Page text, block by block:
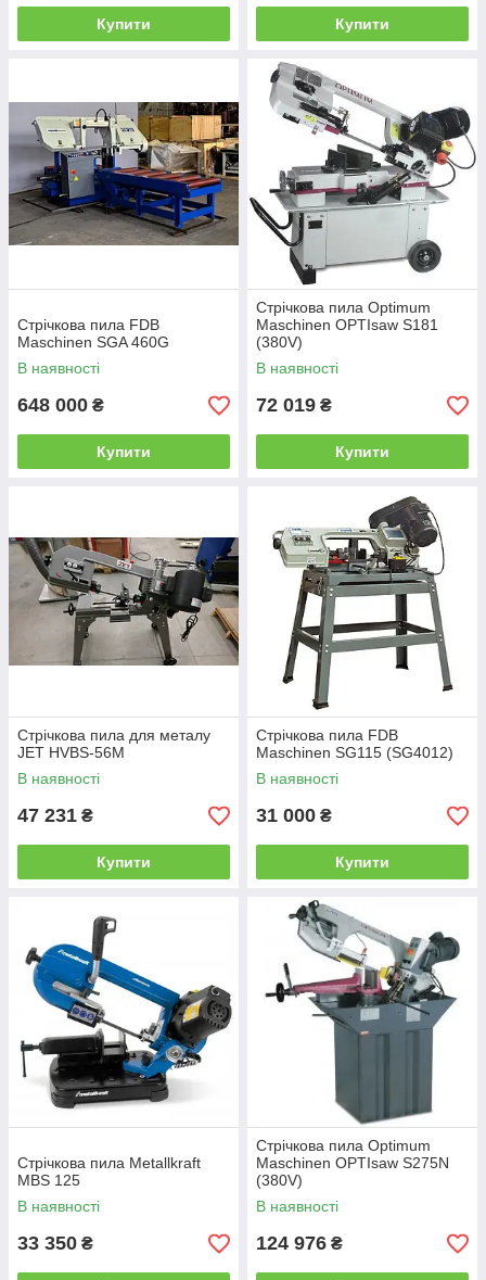
Купити Купити
Стрічкова пила FDB
Maschinen SGA 460G
В наявності
648 000 ₴
Купити
Стрічкова пила Optimum
Maschinen OPTIsaw S181
(380V)
В наявності
72 019 ₴
Купити
Стрічкова пила для металу
JET HVBS-56M
В наявності
47 231 ₴
Купити
Стрічкова пила FDB
Maschinen SG115 (SG4012)
В наявності
31 000 ₴
Купити
Стрічкова пила Metallkraft
MBS 125
В наявності
33 350 ₴
Стрічкова пила Optimum
Maschinen OPTIsaw S275N
(380V)
В наявності
124 976 ₴